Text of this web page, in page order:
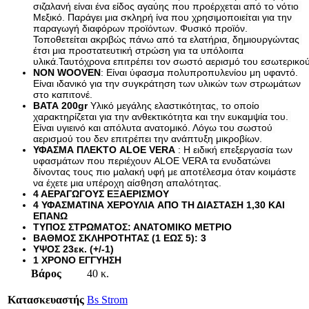
Καθίσματα Αιώρας
Κανάτες
Κιόσκια Κήπου
Κούνιες Παιδικές
Κούπες
Μαξιλάρι Στρώματος Ύπνου
Μαξιλάρι Υπνόσακου
Μπουκάλια
Παγοκυστες
Σακίδια Πλάτης
Σάκοι Αδιάβροχοι
Σκηνές 2-3 Ατόμων
Σκηνές 3-4 Ατόμων
Σκηνές 4-5 Ατόμων
Σκηνές 5-6 Ατόμων
Σκηνές 6-7 Ατόμων
Σκηνές Pop up
Σκηνές wc
Σκηνές Αυτόματες
Σκηνές Παράλιας
Στρωματά Ύπνου Φουσκωτά
σιζαλανή είναι ένα είδος αγαύης που προέρχεται από το νότιο
Μεξικό. Παράγει μια σκληρή ίνα που χρησιμοποιείται για την
παραγωγή διαφόρων προϊόντων. Φυσικό προϊόν.
Τοποθετείται ακριβώς πάνω από τα ελατήρια, δημιουργώντας
έτσι μια προστατευτική στρώση για τα υπόλοιπα
υλικά.Ταυτόχρονα επιτρέπει τον σωστό αερισμό του
NON WOOVEN: Είναι ύφασμα πολυπροπυλενίου μη υφαντό.
Είναι ιδανικό για την συγκράτηση των υλικών των στρωμάτων
στο καπιτονέ.
ΒΑΤΑ 200gr Υλικό μεγάλης ελαστικότητας, το οποίο
χαρακτηρίζεται για την ανθεκτικότητα και την ευκαμψία του.
Είναι υγιεινό και απόλυτα ανατομικό. Λόγω του σωστού
αερισμού του δεν επιτρέπει την ανάπτυξη μικροβίων.
ΥΦΑΣΜΑ ΠΛΕΚΤΟ ALOE VERA : Η ειδική επεξεργασία των
υφασμάτων που περιέχουν ALOE VERA τα ενυδατώνει
δίνοντας τους πιο μαλακή υφή με αποτέλεσμα όταν κοιμάστε
να έχετε μια υπέροχη αίσθηση απαλότητας.
4 ΑΕΡΑΓΩΓΟΥΣ ΕΞΑΕΡΙΣΜΟΥ
4 ΥΦΑΣΜΑΤΙΝΑ ΧΕΡΟΥΛΙΑ ΑΠΟ ΤΗ ΔΙΑΣΤΑΣΗ 1,30 ΚΑΙ
ΕΠΑΝΩ
ΤΥΠΟΣ ΣΤΡΩΜΑΤΟΣ: ΑΝΑΤΟΜΙΚΟ ΜETPIO
ΒΑΘΜΟΣ ΣΚΛΗΡΟΤΗΤΑΣ (1 ΕΩΣ 5): 3
ΥΨΟΣ 23εκ. (+/-1)
1 ΧΡΟΝΟ ΕΓΓΥΗΣΗ
Βάρος 40 κ.
Κατασκευαστής Bs Strom